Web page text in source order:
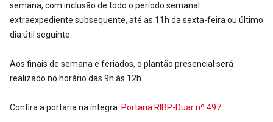
semana, com inclusão de todo o período semanal
extraexpediente subsequente, até as 11h da sexta-feira ou último
dia útil seguinte.
Aos finais de semana e feriados, o plantão presencial será
realizado no horário das 9h às 12h.
Confira a portaria na íntegra: Portaria RIBP-Duar nº 497